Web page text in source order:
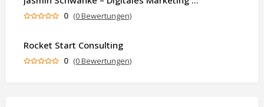
0 (0 Bewertungen)
Rocket Start Consulting
0 (0 Bewertungen)